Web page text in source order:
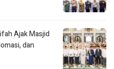
Ajak Masjid
dan